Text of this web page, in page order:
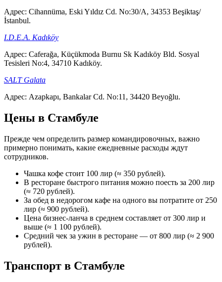
Адрес: Cihannüma, Eski Yıldız Cd. No:30/A, 34353 Beşiktaş/
İstanbul.
I.D.E.A. Kadıköy
Адрес: Caferağa, Küçükmoda Burnu Sk Kadıköy Bld. Sosyal
Tesisleri No:4, 34710 Kadıköy.
SALT Galata
Адрес: Azapkapı, Bankalar Cd. No:11, 34420 Beyoğlu.
Цены в Стамбуле
Прежде чем определить размер командировочных, важно
примерно понимать, какие ежедневные расходы ждут
сотрудников.
Чашка кофе стоит 100 лир (≈ 350 рублей).
В ресторане быстрого питания можно поесть за 200 лир
(≈ 720 рублей).
За обед в недорогом кафе на одного вы потратите от 250
лир (≈ 900 рублей).
Цена бизнес-ланча в среднем составляет от 300 лир и
выше (≈ 1 100 рублей).
Средний чек за ужин в ресторане — от 800 лир (≈ 2 900
рублей).
Транспорт в Стамбуле